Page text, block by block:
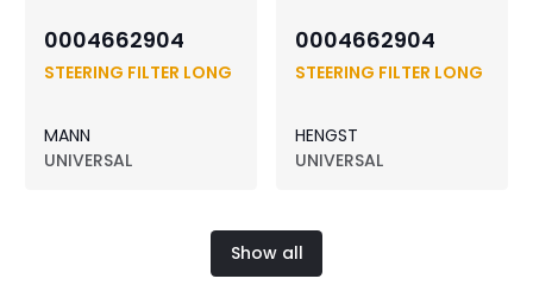
0004662904
STEERING FILTER LONG
MANN
UNIVERSAL
0004662904
STEERING FILTER LONG
HENGST
UNIVERSAL
Show all